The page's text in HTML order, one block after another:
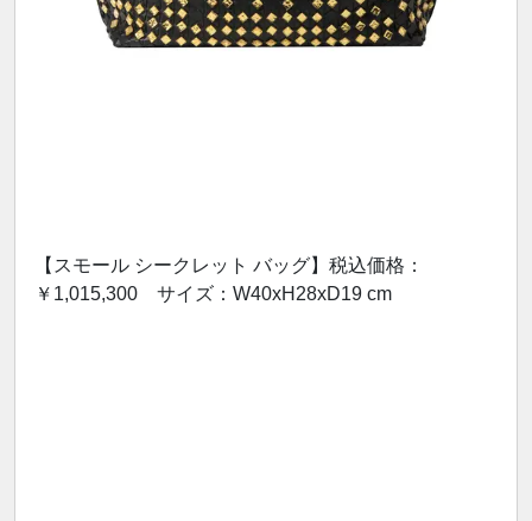
【スモール シークレット バッグ】税込価格：
￥1,015,300 サイズ：W40xH28xD19 cm